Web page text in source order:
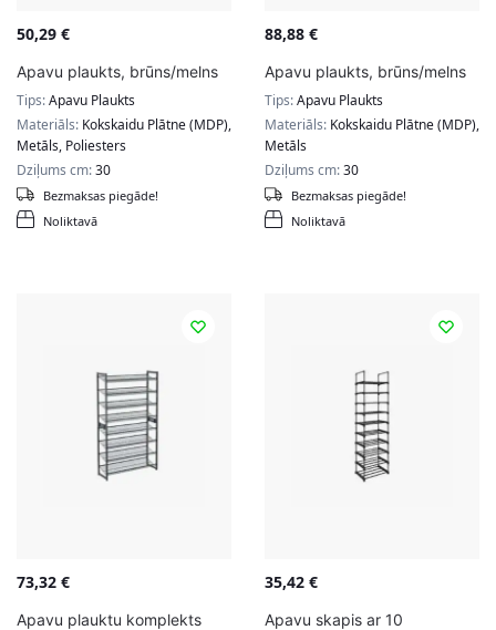
50,29 €
Apavu plaukts, brūns/melns
Tips:Apavu Plaukts
Materiāls: Kokskaidu Plātne (MDP),
Metāls, Poliesters
Dziļums cm:30
Noliktavā
Bezmaksas piegāde!
88,88 €
Apavu plaukts, brūns/melns
Tips:Apavu Plaukts
Materiāls: Kokskaidu Plātne (MDP),
Metāls
Dziļums cm:30
Noliktavā
Bezmaksas piegāde!
73,32 €
Apavu plauktu komplekts
35,42 €
Apavu skapis ar 10